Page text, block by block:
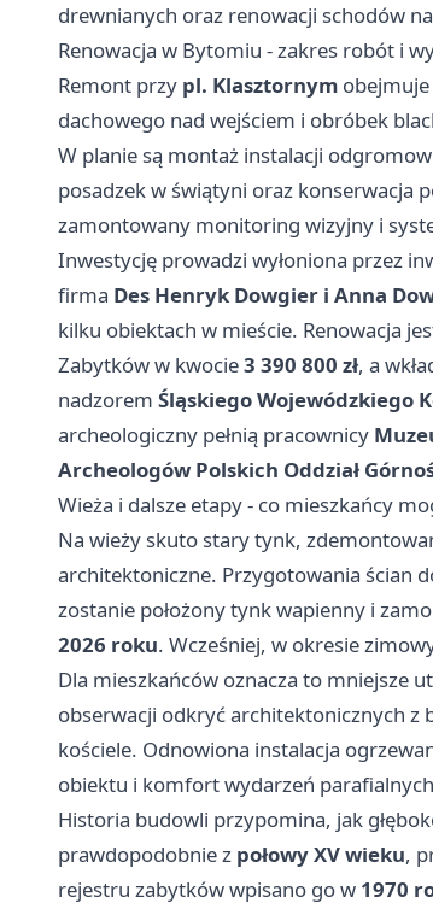
drewnianych oraz renowacji schodów
Renowacja w Bytomiu - zakres robót i
Remont przy pl. Klasztornym
dachowego nad wejściem i obróbek
W planie są montaż instalacji
posadzek w świątyni oraz konserwacja
zamontowany monitoring wizyjny i
Inwestycję prowadzi wyłoniona przez
firma Des Henryk Dowgier i Anna
kilku obiektach w mieście. Renowacja
Zabytków w kwocie3 390 800 zł, a
nadzorem Śląskiego Wojewódzkiego
archeologiczny pełnią pracownicy
Archeologów Polskich Oddział
Wieża i dalsze etapy - co mieszkańcy
Na wieży skuto stary tynk,
architektoniczne. Przygotowania ścian
zostanie położony tynk wapienny i
2026 roku. Wcześniej, w okresie
Dla mieszkańców oznacza to mniejsze
obserwacji odkryć architektonicznych z
kościele. Odnowiona instalacja
obiektu i komfort wydarzeń
Historia budowli przypomina, jak
prawdopodobnie z połowy XV wieku,
rejestru zabytków wpisano go w 1970